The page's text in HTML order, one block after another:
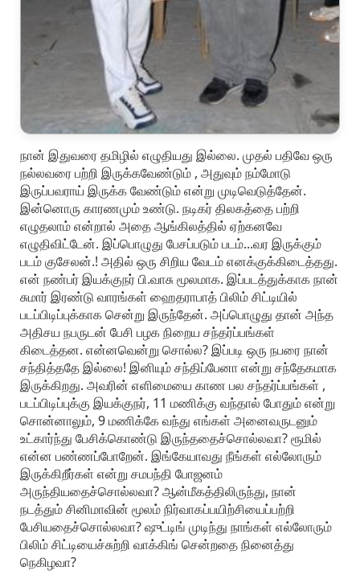
நான் இதுவரை தமிழில் எழுதியது இல்லை. முதல் பதிவே ஒரு
நல்லவரை பற்றி இருக்கவேண்டும் , அதுவும் நம்மோடு
இருப்பவராய் இருக்க வேண்டும் என்று முடிவெடுத்தேன்.
இன்னொரு காரணமும் உண்டு. நடிகர் திலகத்தை பற்றி
எழுதலாம் என்றால் அதை ஆங்கிலத்தில் ஏற்கனவே
எழுதிவிட்டேன். இப்பொழுது பேசப்படும் படம்...வர இருக்கும்
படம் குசேலன்.! அதில் ஒரு சிறிய வேடம் எனக்குக்கிடைத்தது.
என் நண்பர் இயக்குநர் பி.வாசு மூலமாக. இப்படத்துக்காக நான்
சுமார் இரண்டு வாரங்கள் ஹைதராபாத் பிலிம் சிட்டியில்
படப்பிடிப்புக்காக சென்று இருந்தேன். அப்பொழுது தான் அந்த
அதிசய நபருடன் பேசி பழக நிறைய சந்தர்ப்பங்கள்
கிடைத்தன. என்னவென்று சொல்ல? இப்படி ஒரு நபரை நான்
சந்தித்ததே இல்லை! இனியும் சந்திப்பேனா என்று சந்தேகமாக
இருக்கிறது. அவரின் எளிமையை காண பல சந்தர்ப்பங்கள் ,
படப்பிடிப்புக்கு இயக்குநர், 11 மணிக்கு வந்தால் போதும் என்று
சொன்னாலும், 9 மணிக்கே வந்து எங்கள் அனைவருடனும்
உட்கார்ந்து பேசிக்கொண்டு இருந்ததைச்சொல்லவா? ரூமில்
என்ன பண்ணப்போறேன். இங்கேயாவது நீங்கள் எல்லோரும்
இருக்கிறீர்கள் என்று சமபந்தி போஜனம்
அருந்தியதைச்சொல்லவா? ஆன்மீகத்திலிருந்து, நான்
நடத்தும் சினிமாவின் மூலம் நிர்வாகப்பயிற்சியைப்பற்றி
பேசியதைச்சொல்லவா? ஷுட்டிங் முடிந்து நாங்கள் எல்லோரும்
பிலிம் சிட்டியைச்சுற்றி வாக்கிங் சென்றதை நினைத்து
நெகிழவா?